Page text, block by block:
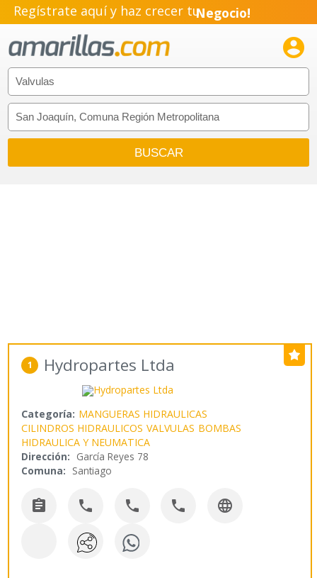
Regístrate aquí y haz crecer tuNegocio!
Emprendimiento!

1 Hydropartes Ltda
Categoría: MANGUERAS HIDRAULICAS
CILINDROS HIDRAULICOS VALVULAS BOMBAS
HIDRAULICA Y NEUMATICA
Dirección: García Reyes 78
Comuna: Santiago
    